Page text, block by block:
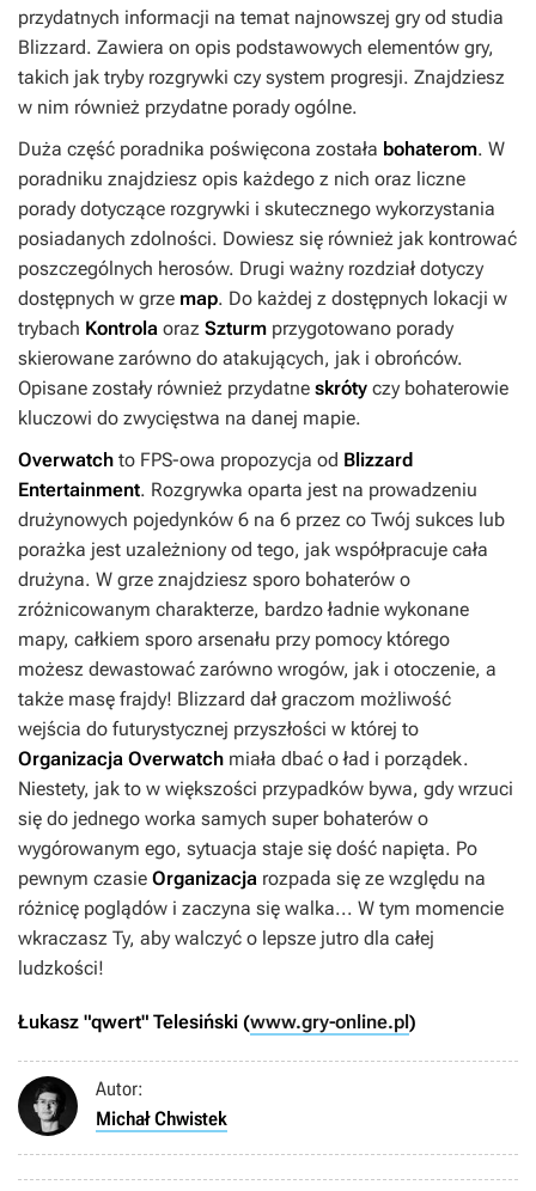
przydatnych informacji na temat najnowszej gry od studia
Blizzard. Zawiera on opis podstawowych elementów gry,
takich jak tryby rozgrywki czy system progresji. Znajdziesz
w nim również przydatne porady ogólne.
Duża część poradnika poświęcona została bohaterom. W
poradniku znajdziesz opis każdego z nich oraz liczne
porady dotyczące rozgrywki i skutecznego wykorzystania
posiadanych zdolności. Dowiesz się również jak kontrować
poszczególnych herosów. Drugi ważny rozdział dotyczy
dostępnych w grze map. Do każdej z dostępnych lokacji w
trybach Kontrola oraz Szturm przygotowano porady
skierowane zarówno do atakujących, jak i obrońców.
Opisane zostały również przydatne skróty czy bohaterowie
kluczowi do zwycięstwa na danej mapie.
Overwatch to FPS-owa propozycja od Blizzard
Entertainment. Rozgrywka oparta jest na prowadzeniu
drużynowych pojedynków 6 na 6 przez co Twój sukces lub
porażka jest uzależniony od tego, jak współpracuje cała
drużyna. W grze znajdziesz sporo bohaterów o
zróżnicowanym charakterze, bardzo ładnie wykonane
mapy, całkiem sporo arsenału przy pomocy którego
możesz dewastować zarówno wrogów, jak i otoczenie, a
także masę frajdy! Blizzard dał graczom możliwość
wejścia do futurystycznej przyszłości w której to
Organizacja Overwatch miała dbać o ład i porządek.
Niestety, jak to w większości przypadków bywa, gdy wrzuci
się do jednego worka samych super bohaterów o
wygórowanym ego, sytuacja staje się dość napięta. Po
pewnym czasie Organizacja rozpada się ze względu na
różnicę poglądów i zaczyna się walka... W tym momencie
wkraczasz Ty, aby walczyć o lepsze jutro dla całej
ludzkości!
Łukasz "qwert" Telesiński (www.gry-online.pl)
Autor:
Michał Chwistek